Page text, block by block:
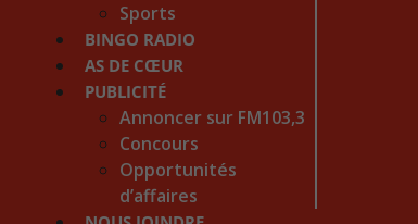
Sports
BINGO RADIO
AS DE CŒUR
PUBLICITÉ
Annoncer sur FM103,3
Concours
Opportunités
d’affaires